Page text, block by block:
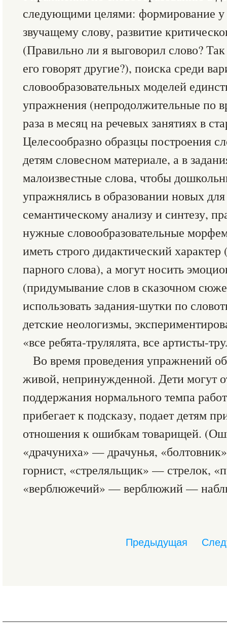
следующими целями: формирование у
звучащему слову, развитие
(Правильно ли я выговорил слово?
его говорят другие?), поиска среди
словообразовательных моделей
упражнения (непродолжительные по
раза в месяц на речевых занятиях в
Целесообразно образцы построения
детям словесном материале, а в
малоизвестные слова, чтобы
упражнялись в образовании новых
семантическому анализу и синтезу,
нужные словообразовательные
иметь строго дидактический
парного слова), а могут носить
(придумывание слов в сказочном
использовать задания-шутки по
детские неологизмы,
«все ребята-трулялята, все артисты-
Во время проведения упражнений
живой, непринужденной. Дети могут
поддержания нормального темпа
прибегает к подсказу, подает детям
отношения к ошибкам товарищей.
«драчуниха» — драчунья,
горнист, «стреляльщик» — стрелок,
«верблюжечий» — верблюжий —
Предыдущая